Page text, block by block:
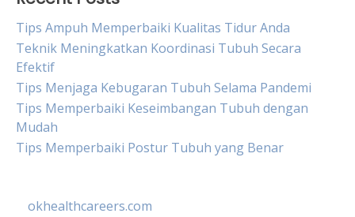
Tips Ampuh Memperbaiki Kualitas Tidur Anda
Teknik Meningkatkan Koordinasi Tubuh Secara
Efektif
Tips Menjaga Kebugaran Tubuh Selama Pandemi
Tips Memperbaiki Keseimbangan Tubuh dengan
Mudah
Tips Memperbaiki Postur Tubuh yang Benar
okhealthcareers.com